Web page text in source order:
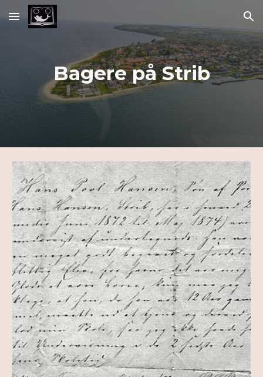
Skip to main content Skip to navigation
Bagere på Strib